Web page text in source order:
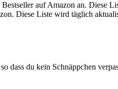
auf ‌Amazon an. Diese
Diese ⁣Liste⁣ wird täglich
dass du kein Schnäppchen